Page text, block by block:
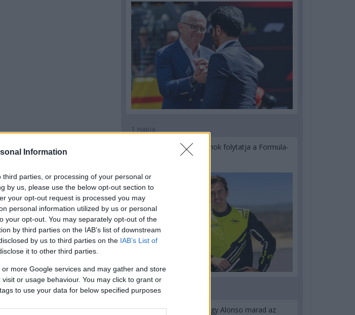
Information
parties, or processing of your personal or
by us, please use the below opt-out section to
your opt-out request is processed you may
personal information utilized by us or personal
your opt-out. You may separately opt-out of the
by third parties on the IAB’s list of downstream
by us to third parties on the IAB’s List of
it to other third parties.
more Google services and may gather and store
or usage behaviour. You may click to grant or
to use your data for below specified purposes
1 napja
Újabb korábbi F2-es bajnok folytatja a Formula-
1 napja
Newey biztos benne, hogy Alonso marad az